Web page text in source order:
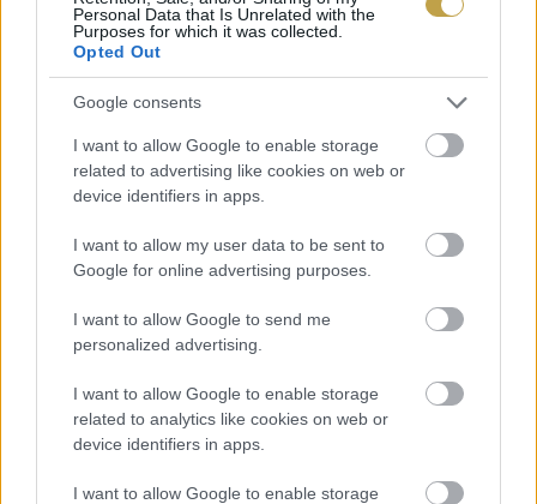
Personal Data that Is Unrelated with the
Purposes for which it was collected.
Opted Out
Google consents
I want to allow Google to enable storage
related to advertising like cookies on web or
device identifiers in apps.
I want to allow my user data to be sent to
Google for online advertising purposes.
I want to allow Google to send me
personalized advertising.
I want to allow Google to enable storage
related to analytics like cookies on web or
device identifiers in apps.
I want to allow Google to enable storage
Címlapfotó:Joseph Sun/ Unsplash